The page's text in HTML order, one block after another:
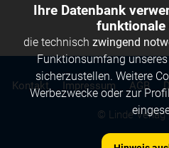
© Linde Verlag
Kontakt Impressum AGB
Ihre Datenbank
funktionale
die technisch zwingend
Funktionsumfang
sicherzustellen. Weitere
Werbezwecke oder zur